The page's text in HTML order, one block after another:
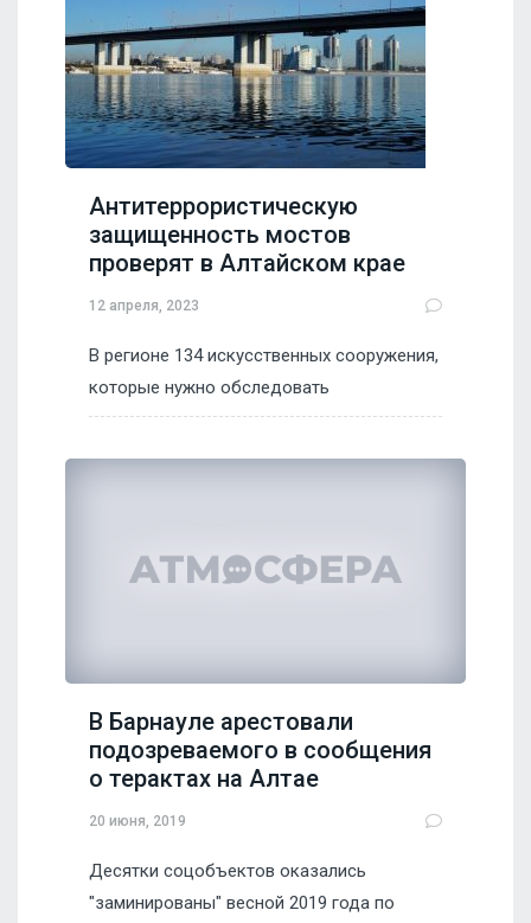
Антитеррористическую
защищенность мостов
проверят в Алтайском крае
12 апреля, 2023
В регионе 134 искусственных сооружения,
которые нужно обследовать
В Барнауле арестовали
подозреваемого в сообщения
о терактах на Алтае
20 июня, 2019
Десятки соцобъектов оказались
"заминированы" весной 2019 года по